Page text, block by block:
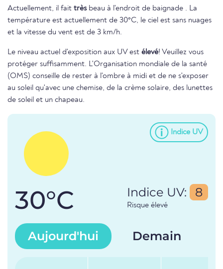
Actuellement, il fait trèsbeau à l'endroit de baignade . La
température est actuellement de 30°C, le ciel est sans nuages
et la vitesse du vent est de 3 km/h.
Le niveau actuel d'exposition aux UV est élevé! Veuillez vous
protéger suffisamment. L'Organisation mondiale de la santé
(OMS) conseille de rester à l'ombre à midi et de ne s'exposer
au soleil qu'avec une chemise, de la crème solaire, des lunettes
de soleil et un chapeau.
Indice UV
30°C Indice UV: 8
Risque élevé
Aujourd'hui Demain